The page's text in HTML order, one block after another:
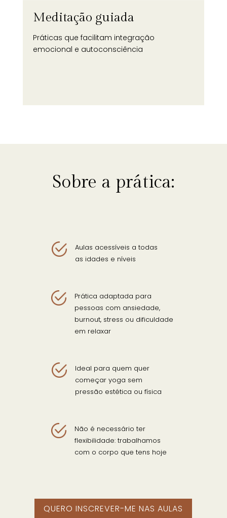
Meditação guiada
Práticas que facilitam integração
emocional e autoconsciência
Sobre a prática:
Aulas acessíveis a todas
as idades e níveis
Prática adaptada para
pessoas com ansiedade,
burnout, stress ou dificuldade
em relaxar
Ideal para quem quer
começar yoga sem
pressão estética ou física
Não é necessário ter
flexibilidade: trabalhamos
com o corpo que tens hoje
QUERO INSCREVER-ME NAS AULAS